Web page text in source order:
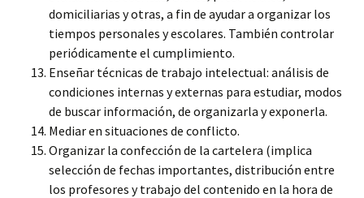
domiciliarias y otras, a fin de ayudar a organizar los
tiempos personales y escolares. También controlar
periódicamente el cumplimiento.
Enseñar técnicas de trabajo intelectual: análisis de
condiciones internas y externas para estudiar, modos
de buscar información, de organizarla y exponerla.
Mediar en situaciones de conflicto.
Organizar la confección de la cartelera (implica
selección de fechas importantes, distribución entre
los profesores y trabajo del contenido en la hora de